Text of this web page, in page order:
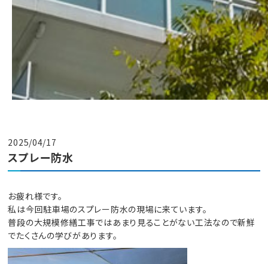
2025/04/17
スプレー防水
お疲れ様です。
私は今回駐車場のスプレー防水の現場に来ています。
普段の大規模修繕工事ではあまり見ることがない工法なので新鮮
でたくさんの学びがあります。